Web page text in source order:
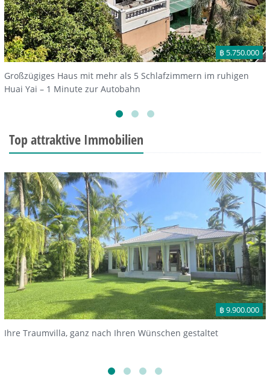
฿ 5.750.000
Großzügiges Haus mit mehr als 5 Schlafzimmern im ruhigen
Huai Yai – 1 Minute zur Autobahn
Top attraktive Immobilien
฿ 9.900.000
Ihre Traumvilla, ganz nach Ihren Wünschen gestaltet